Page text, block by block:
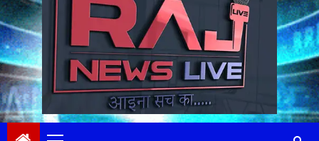
content